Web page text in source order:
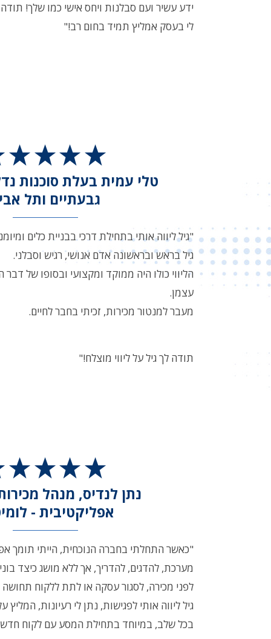
ידע עשיר ועם סבלנות ויחס אישי כמו שלך!
לי בעסק אמליץ תמיד בחום רב!"
טלי עמית בעלת סוכנות
גבעתיים ותל
"גיל ליווה אותי בתחילת דרכי בבניית כלים
גיל בראש ובראשונה אדם אנושי, רגיש וסבלני.
הליווי כולו היה ממוקד ומקצועי ובסופו של
עצמן.
מעבר למנטור מכירות, זכיתי בחבר לחיים.
תודה לך גיל על ליווי מוצלח!"
נתן לנדיס, מנהל
אפליקטיבית -
"כאשר התחלתי בחברה הנוכחית, הייתי תומך
מערכת, להדגים, להדריך, אך ללא מושג כיצד
לפני מכירה, לסגור עסקה או לתת ללקוח
גיל ליווה אותי לפגישות, נתן לי רעיונות,
בכל שלב, במיוחד בתחילת המסע עם לקוח